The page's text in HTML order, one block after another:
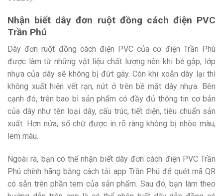
Nhận biết dây đơn ruột đồng cách điện PVC
Trần Phú
Dây đơn ruột đồng cách điện PVC của cơ điện Trần Phú
được làm từ những vật liệu chất lượng nên khi bẻ gập, lớp
nhựa của dây sẽ không bị đứt gãy. Còn khi xoắn dây lại thì
không xuất hiện vết rạn, nứt ở trên bề mặt dây nhựa. Bên
cạnh đó, trên bao bì sản phẩm có đầy đủ thông tin cơ bản
của dây như tên loại dây, cấu trúc, tiết diện, tiêu chuẩn sản
xuất. Hơn nửa, số chữ được in rõ ràng không bị nhòe màu,
lem màu.
Ngoài ra, bạn có thể nhận biết dây đơn cách điện PVC Trần
Phú chính hãng bằng cách tải app Trần Phú để quét mã QR
có sẵn trên phần tem của sản phẩm. Sau đó, bạn làm theo